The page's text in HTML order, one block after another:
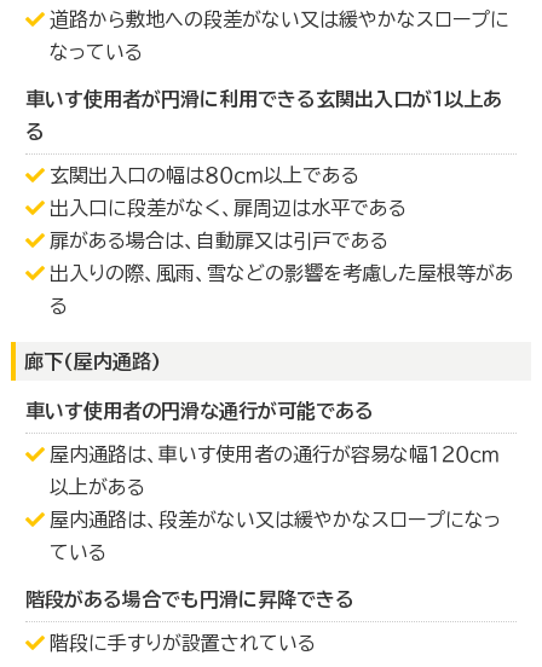
道路から敷地への段差がない又は緩やかなスロープに
なっている
車いす使用者が円滑に利用できる玄関出入口が１以上あ
る
玄関出入口の幅は８０ｃｍ以上である
出入口に段差がなく、扉周辺は水平である
扉がある場合は、自動扉又は引戸である
出入りの際、風雨、雪などの影響を考慮した屋根等があ
る
廊下(屋内通路)
車いす使用者の円滑な通行が可能である
屋内通路は、車いす使用者の通行が容易な幅１２０ｃｍ
以上がある
屋内通路は、段差がない又は緩やかなスロープになっ
ている
階段がある場合でも円滑に昇降できる
階段に手すりが設置されている